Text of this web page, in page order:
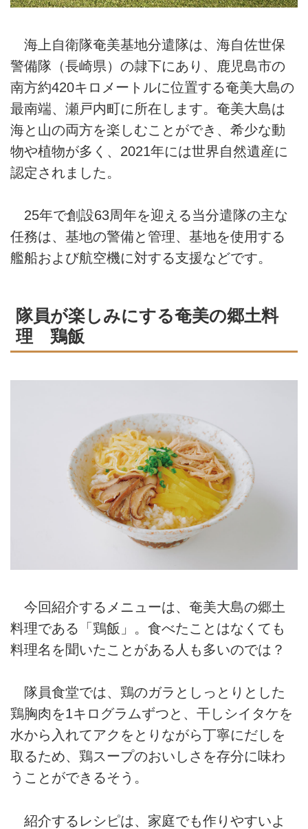
海上自衛隊奄美基地分遣隊は、海自佐世保
警備隊（長崎県）の隷下にあり、鹿児島市の
南方約420キロメートルに位置する奄美大島の
最南端、瀬戸内町に所在します。奄美大島は
海と山の両方を楽しむことができ、希少な動
物や植物が多く、2021年には世界自然遺産に
認定されました。
25年で創設63周年を迎える当分遣隊の主な
任務は、基地の警備と管理、基地を使用する
艦船および航空機に対する支援などです。
隊員が楽しみにする奄美の郷土料
理 鶏飯
今回紹介するメニューは、奄美大島の郷土
料理である「鶏飯」。食べたことはなくても
料理名を聞いたことがある人も多いのでは？
隊員食堂では、鶏のガラとしっとりとした
鶏胸肉を1キログラムずつと、干しシイタケを
水から入れてアクをとりながら丁寧にだしを
取るため、鶏スープのおいしさを存分に味わ
うことができるそう。
紹介するレシピは、家庭でも作りやすいよ